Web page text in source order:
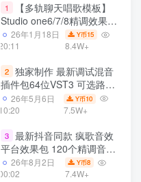
1
【多轨聊天唱歌模板】
Studio one6/7/8精调效果包
多种效果模式 声卡调试好直
播预设模板
26年1月18日
20:11
Y币15
8.4W+
2 独家制作 最新调试混音
插件包64位VST3 可选路径
一键安装550个效果器合集
v3.0 WiN 支持定制
26年5月6日
10:20
Y币10
7.5W+
3 最新抖音同款 疯歌音效
平台效果包 120个精调音效
包+软件自带170个音效
+600个插件 带安装教程全
26年8月2日
00:02
Y币8
7.4W+